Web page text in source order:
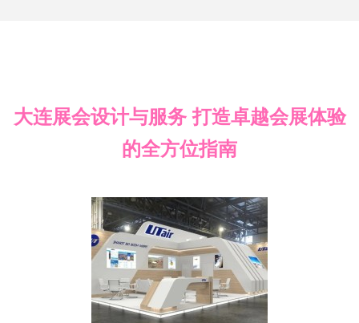
大连展会设计与服务 打造卓越会展体验
的全方位指南